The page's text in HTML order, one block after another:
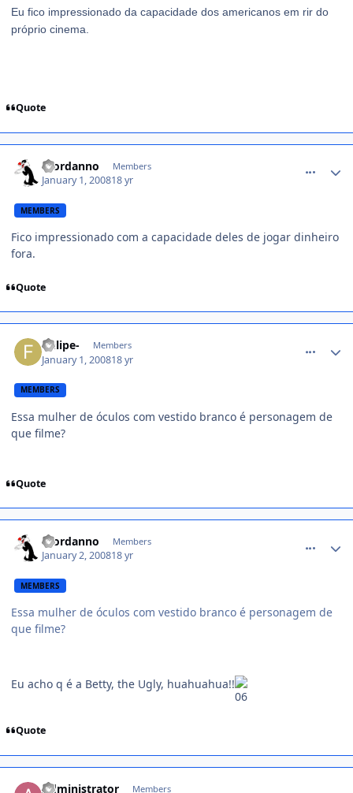
Eu fico impressionado da capacidade dos americanos em rir do
próprio cinema.
Quote
Giordanno Members
January 1, 200818 yr
MEMBERS
Fico impressionado com a capacidade deles de jogar dinheiro
fora.
Quote
-felipe- Members
January 1, 200818 yr
MEMBERS
Essa mulher de óculos com vestido branco é personagem de
que filme?
Quote
Giordanno Members
January 2, 200818 yr
MEMBERS
Essa mulher de óculos com vestido branco é personagem de
que filme?
Eu acho q é a Betty, the Ugly, huahuahua!!
Quote
Administrator Members